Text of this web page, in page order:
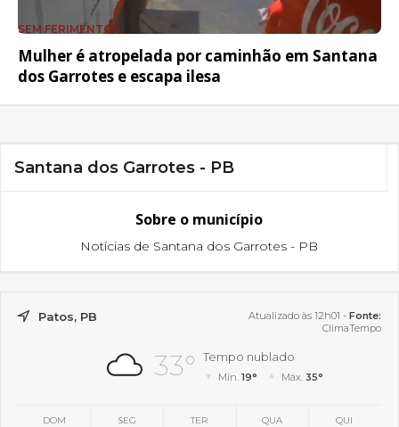
SEM FERIMENTOS
Mulher é atropelada por caminhão em Santana
dos Garrotes e escapa ilesa
Santana dos Garrotes - PB
Sobre o município
Notícias de Santana dos Garrotes - PB
Patos, PB Atualizado às 12h01 - Fonte:
ClimaTempo
33° Tempo nublado
Mín.19° Máx. 35°
DOM SEG TER QUA QUI